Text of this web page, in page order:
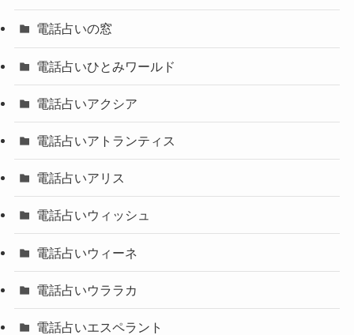
電話占いの窓
電話占いひとみワールド
電話占いアクシア
電話占いアトランティス
電話占いアリス
電話占いウィッシュ
電話占いウィーネ
電話占いウララカ
電話占いエスペラント